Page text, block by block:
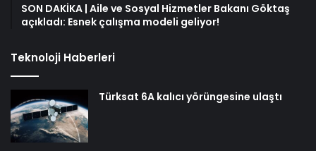
SON DAKİKA | Aile ve Sosyal Hizmetler Bakanı Göktaş
açıkladı: Esnek çalışma modeli geliyor!
Teknoloji Haberleri
Türksat 6A kalıcı yörüngesine ulaştı